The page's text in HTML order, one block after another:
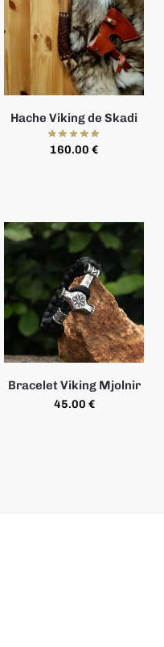
Hache Viking de Skadi
160.00 €
Bracelet Viking Mjolnir
45.00 €